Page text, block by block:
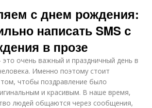
с днем рождения:
написать SMS с
в прозе
очень важный и праздничный день в
Именно поэтому стоит
чтобы поздравление было
и красивым. В наше время,
людей общаются через сообщения,